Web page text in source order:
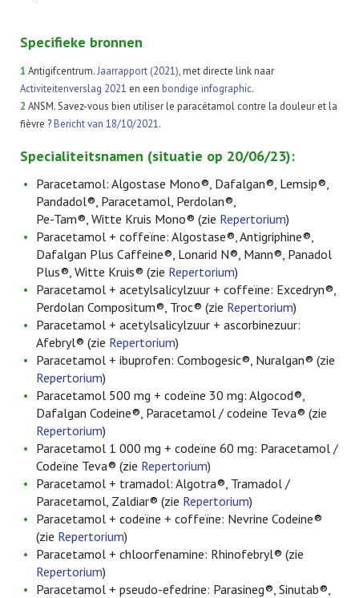
Specifieke bronnen
1 Antigifcentrum.Jaarrapport (2021), met directe link naar
Activiteitenverslag 2021 en een bondige infographic.
2 ANSM. Savez-vous bien utiliser le paracétamol contre la douleur et la
fièvre ?Bericht van 18/10/2021.
Specialiteitsnamen (situatie op 20/06/23):
Paracetamol: Algostase Mono®, Dafalgan®, Lemsip®,
Pandadol®, Paracetamol, Perdolan®,
Pe-Tam®, Witte Kruis Mono® (zie Repertorium)
Paracetamol + coffeïne: Algostase®, Antigriphine®,
Dafalgan Plus Caffeine®, Lonarid N®, Mann®, Panadol
Plus®, Witte Kruis® (zie Repertorium)
Paracetamol + acetylsalicylzuur + coffeïne: Excedryn®,
Perdolan Compositum®, Troc® (zie Repertorium)
Paracetamol + acetylsalicylzuur + ascorbinezuur:
Afebryl® (zie Repertorium)
Paracetamol + ibuprofen: Combogesic®, Nuralgan® (zie
Repertorium)
Paracetamol 500 mg + codeïne 30 mg: Algocod®,
Dafalgan Codeine®, Paracetamol / codeine Teva® (zie
Repertorium)
Paracetamol 1 000 mg + codeïne 60 mg: Paracetamol /
Codeïne Teva® (zie Repertorium)
Paracetamol + tramadol: Algotra®, Tramadol /
Paracetamol, Zaldiar® (zie Repertorium)
Paracetamol + codeïne + coffeïne: Nevrine Codeine®
(zie Repertorium)
Paracetamol + chloorfenamine: Rhinofebryl® (zie
Repertorium)
Paracetamol + pseudo-efedrine: Parasineg®, Sinutab®,